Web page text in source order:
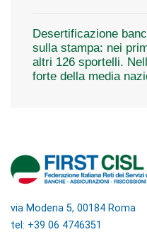
Desertificazione
sulla stampa: nei
altri 126 sportelli.
forte della media
via Modena 5, 00184 Roma
tel: +39 06 4746351